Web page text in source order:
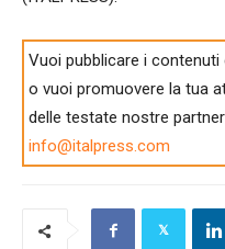
Vuoi pubblicare i
o vuoi promuovere la tua
delle testate nostre
info@italpress.com